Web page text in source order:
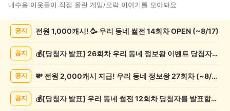
내수읍 이웃들이 직접 올린 게임/오락 이야기를 모아봐요
공지 전원 1,000캐시! 🥳 우리 동네 썰전 14회차 OPEN (~8/17)
공지 💰[당첨자 발표] 26회차 우리 동네 정보왕 이벤트 당첨자를 발표합니다!
공지 💸 전원 2,000캐시 지급! 우리 동네 정보왕 27회차 (~8/10)
공지 💰[당첨자 발표] 우리 동네 썰전 12회차 당첨자를 발표합니다!